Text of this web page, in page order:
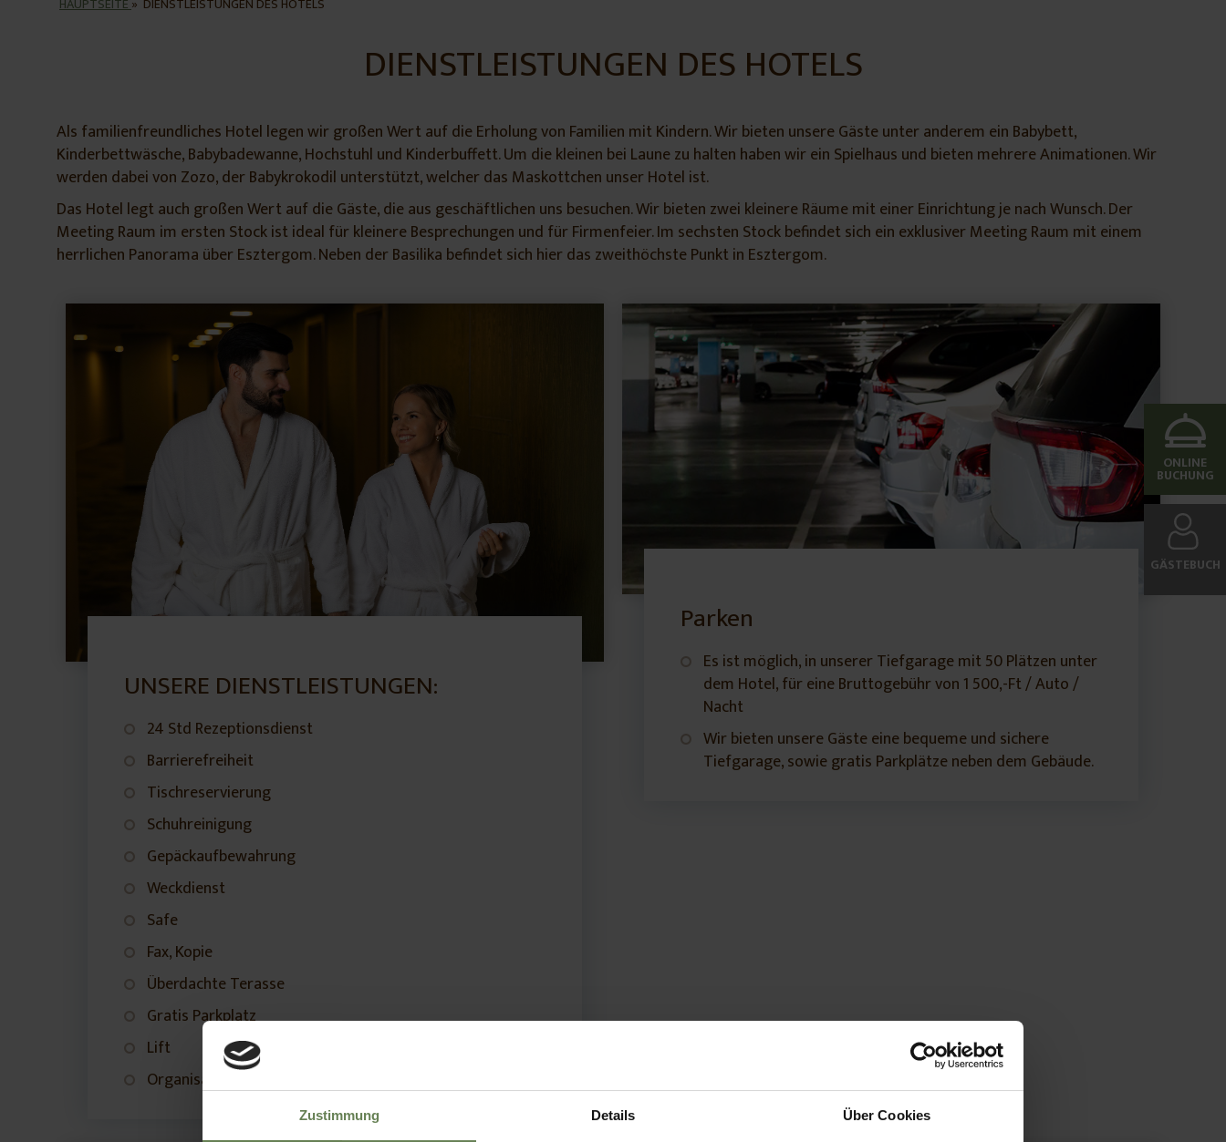
Zustimmung Details Über Cookies
ONLINE
BUCHUNG
GÄSTEBUCH
DIENSTLEISTUNGEN DES HOTELS
Als familienfreundliches Hotel legen wir großen Wert auf die Erholung von Familien mit Kindern. Wir bieten unsere Gäste unter anderem ein Babybett,
Kinderbettwäsche, Babybadewanne, Hochstuhl und Kinderbuffett. Um die kleinen bei Laune zu halten haben wir ein Spielhaus und bieten mehrere Animationen. Wir
werden dabei von Zozo, der Babykrokodil unterstützt, welcher das Maskottchen unser Hotel ist.
Das Hotel legt auch großen Wert auf die Gäste, die aus geschäftlichen uns besuchen. Wir bieten zwei kleinere Räume mit einer Einrichtung je nach Wunsch. Der
Meeting Raum im ersten Stock ist ideal für kleinere Besprechungen und für Firmenfeier. Im sechsten Stock befindet sich ein exklusiver Meeting Raum mit einem
herrlichen Panorama über Esztergom. Neben der Basilika befindet sich hier das zweithöchste Punkt in Esztergom.
UNSERE DIENSTLEISTUNGEN:
24 Std Rezeptionsdienst
Barrierefreiheit
Tischreservierung
Schuhreinigung
Gepäckaufbewahrung
Weckdienst
Safe
Fax, Kopie
Überdachte Terasse
Gratis Parkplatz
Lift
Organisation von div. Programmen
Parken
Es ist möglich, in unserer Tiefgarage mit 50 Plätzen unter
dem Hotel, für eine Bruttogebühr von 1 500,-Ft / Auto /
Nacht
Wir bieten unsere Gäste eine bequeme und sichere
Tiefgarage, sowie gratis Parkplätze neben dem Gebäude.